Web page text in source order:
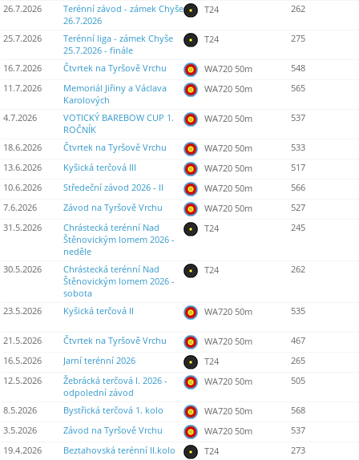
26.7.2026
Terénní závod - zámek Chyše
26.7.2026
T24 262
25.7.2026
Terénní liga - zámek Chyše
25.7.2026 - finále
T24 275
16.7.2026 Čtvrtek na Tyršově Vrchu WA720 50m
548
11.7.2026
Memoriál Jiřiny a Václava
Karolových
WA720 50m 565
4.7.2026
VOTICKÝ BAREBOW CUP 1.
ROČNÍK
WA720 50m 537
18.6.2026 Čtvrtek na Tyršově Vrchu WA720 50m
533
13.6.2026
Kyšická terčová III WA720 50m
517
10.6.2026
Středeční závod 2026 - II WA720 50m
566
7.6.2026
Závod na Tyršově Vrchu WA720 50m
527
31.5.2026
Chrástecká terénní Nad
Štěnovickým lomem 2026 -
neděle
T24 245
30.5.2026
Chrástecká terénní Nad
Štěnovickým lomem 2026 -
sobota
T24 262
23.5.2026 Kyšická terčová II WA720 50m 535
21.5.2026 Čtvrtek na Tyršově Vrchu WA720 50m
467
16.5.2026
Jarní terénní 2026 T24
265
12.5.2026
Žebrácká terčová I. 2026 -
odpolední závod
WA720 50m 505
8.5.2026 Bystřická terčová 1. kolo WA720 50m
568
3.5.2026
Závod na Tyršově Vrchu WA720 50m
537
19.4.2026
Beztahovská terénní II.kolo T24
273